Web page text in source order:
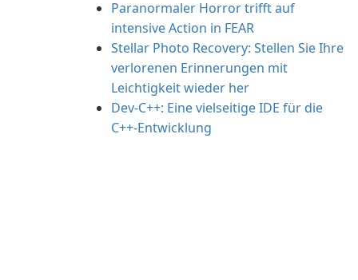
Paranormaler Horror trifft auf
intensive Action in FEAR
Stellar Photo Recovery: Stellen Sie Ihre
verlorenen Erinnerungen mit
Leichtigkeit wieder her
Dev-C++: Eine vielseitige IDE für die
C++-Entwicklung